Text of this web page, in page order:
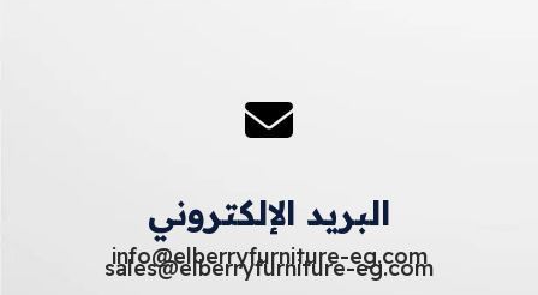
البريد الإلكتروني
info@elberryfurniture-eg.com
sales@elberryfurniture-eg.com